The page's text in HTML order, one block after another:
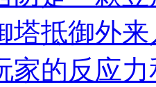
塔抵御外
家的反应